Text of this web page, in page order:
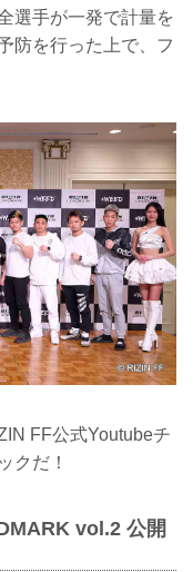
選手が一発で計量を
防を行った上で、フ
FF公式Youtubeチ
クだ！
vol.2 公開